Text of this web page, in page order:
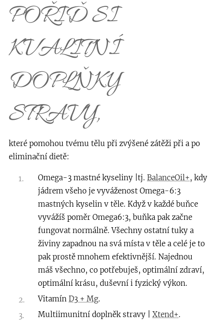
POŘIĎ SI
KVALITNÍ
DOPLŇKY
STRAVY,
které pomohou tvému tělu při zvýšené zátěži při a po
eliminační dietě:
Omega-3 mastné kyseliny |tj. BalanceOil+, kdy
jádrem všeho je vyváženost Omega-6:3
mastných kyselin v těle. Když v každé buňce
vyvážíš poměr Omega6:3, buňka pak začne
fungovat normálně. Všechny ostatní tuky a
živiny zapadnou na svá místa v těle a celé je to
pak prostě mnohem efektivnější. Najednou
máš všechno, co potřebuješ, optimální zdraví,
optimální krásu, duševní i fyzický výkon.
Vitamín D3 + Mg.
Multiimunitní doplněk stravy | Xtend+.